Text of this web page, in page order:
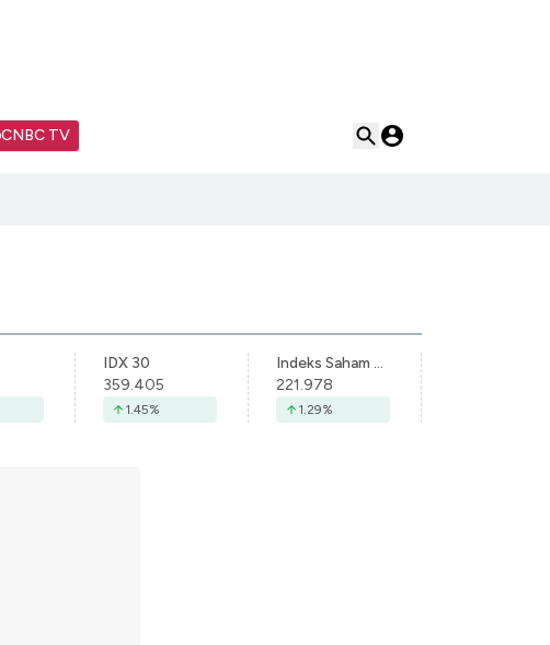
CNBC TV
IDX 30
359.405
1.45%
Indeks Saham Syariah Indonesia
221.978
1.29%